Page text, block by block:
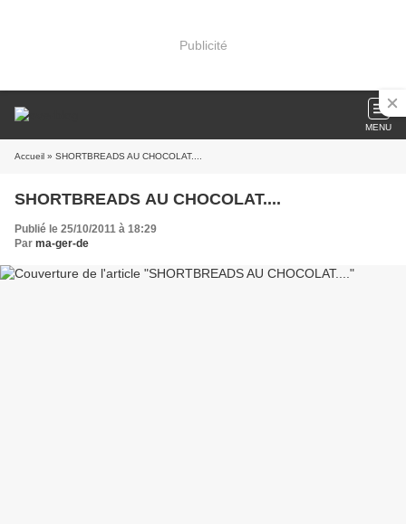
Publicité
MENU
Accueil » SHORTBREADS AU CHOCOLAT....
SHORTBREADS AU CHOCOLAT....
Publié le 25/10/2011 à 18:29
Par ma-ger-de